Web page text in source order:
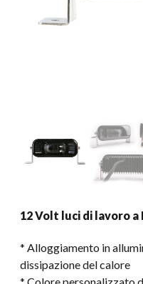
12 Volt luci di lavoro a
* Alloggiamento in
dissipazione del calore